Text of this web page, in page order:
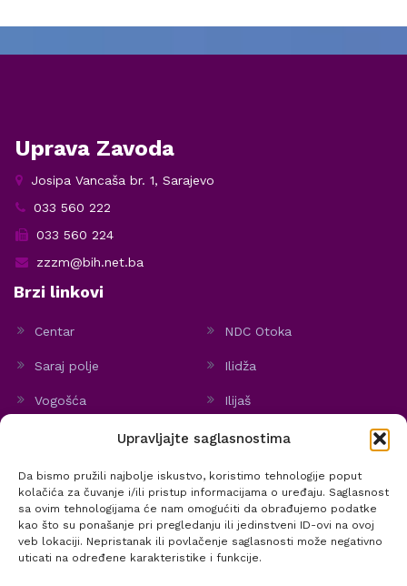
Upravljajte saglasnostima
Da bismo pružili najbolje iskustvo, koristimo tehnologije poput
kolačića za čuvanje i/ili pristup informacijama o uređaju. Saglasnost
sa ovim tehnologijama će nam omogućiti da obrađujemo podatke
kao što su ponašanje pri pregledanju ili jedinstveni ID-ovi na ovoj
veb lokaciji. Nepristanak ili povlačenje saglasnosti može negativno
uticati na određene karakteristike i funkcije.
Uprava Zavoda
Josipa Vancaša br. 1, Sarajevo
033 560 222
033 560 224
zzzm@bih.net.ba
Brzi linkovi
Centar NDC Otoka
Saraj polje Ilidža
Vogošća Ilijaš
Stari Grad
Politika kolačića
@ 2020 Zavod za zdravstvenu zaštitu žena i materinstva KS | Sva prava